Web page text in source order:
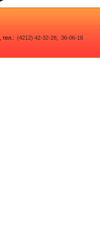
, тел.: (4212) 42-32-28 36-06-18